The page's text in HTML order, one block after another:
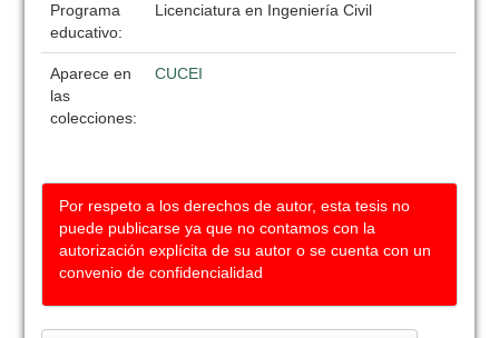
Programa
educativo:
Licenciatura en Ingeniería Civil
Aparece en
las
colecciones:
CUCEI
Por respeto a los derechos de autor, esta tesis no
puede publicarse ya que no contamos con la
autorización explícita de su autor o se cuenta con un
convenio de confidencialidad